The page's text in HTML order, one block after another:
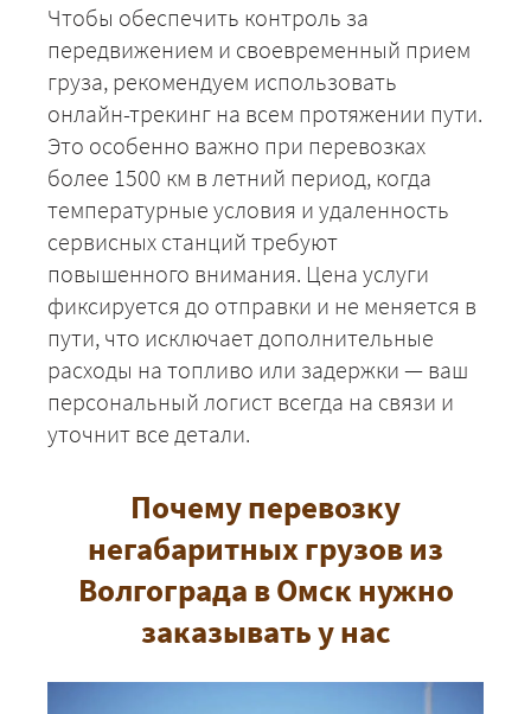
Чтобы обеспечить контроль за
передвижением и своевременный прием
груза, рекомендуем использовать
онлайн-трекинг на всем протяжении пути.
Это особенно важно при перевозках
более 1500 км в летний период, когда
температурные условия и удаленность
сервисных станций требуют
повышенного внимания. Цена услуги
фиксируется до отправки и не меняется в
пути, что исключает дополнительные
расходы на топливо или задержки — ваш
персональный логист всегда на связи и
уточнит все детали.
Почему перевозку
негабаритных грузов из
Волгограда в Омск нужно
заказывать у нас